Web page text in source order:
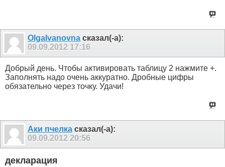
OlgaIvanovna сказал(-а):
09.09.2012 17:16
Добрый день. Чтобы активировать таблицу 2 нажмите +.
Заполнять надо очень аккуратно. Дробные цифры
обязательно через точку. Удачи!
Аки пчелка сказал(-а):
09.09.2012 20:56
декларация